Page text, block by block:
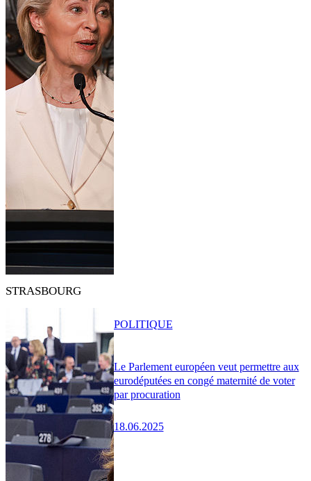
STRASBOURG
Le Parlement européen veut permettre aux
eurodéputées en congé maternité de voter
par procuration
18.06.2025
POLITIQUE